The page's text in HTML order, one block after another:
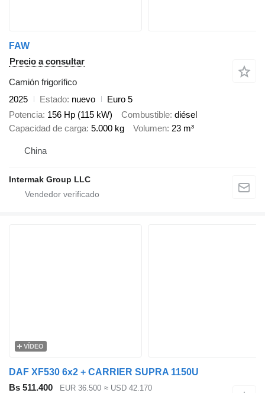
FAW
Precio a consultar
Camión frigorífico
2025
Estado nuevo
Euro 5
Potencia 156 Hp (115 kW) Combustible diésel
Capacidad de carga 5.000 kg Volumen 23 m³
China
Intermak Group LLC
VÍDEO
DAF XF530 6x2 + CARRIER SUPRA 1150U
Bs 511.400
EUR 36.500 ≈ USD 42.170